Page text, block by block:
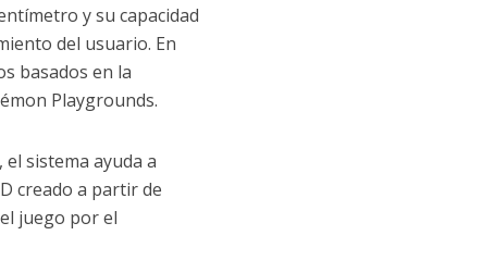
y su capacidad
del usuario. En
basados ​​en la
Playgrounds.
sistema ayuda a
creado a partir de
juego por el